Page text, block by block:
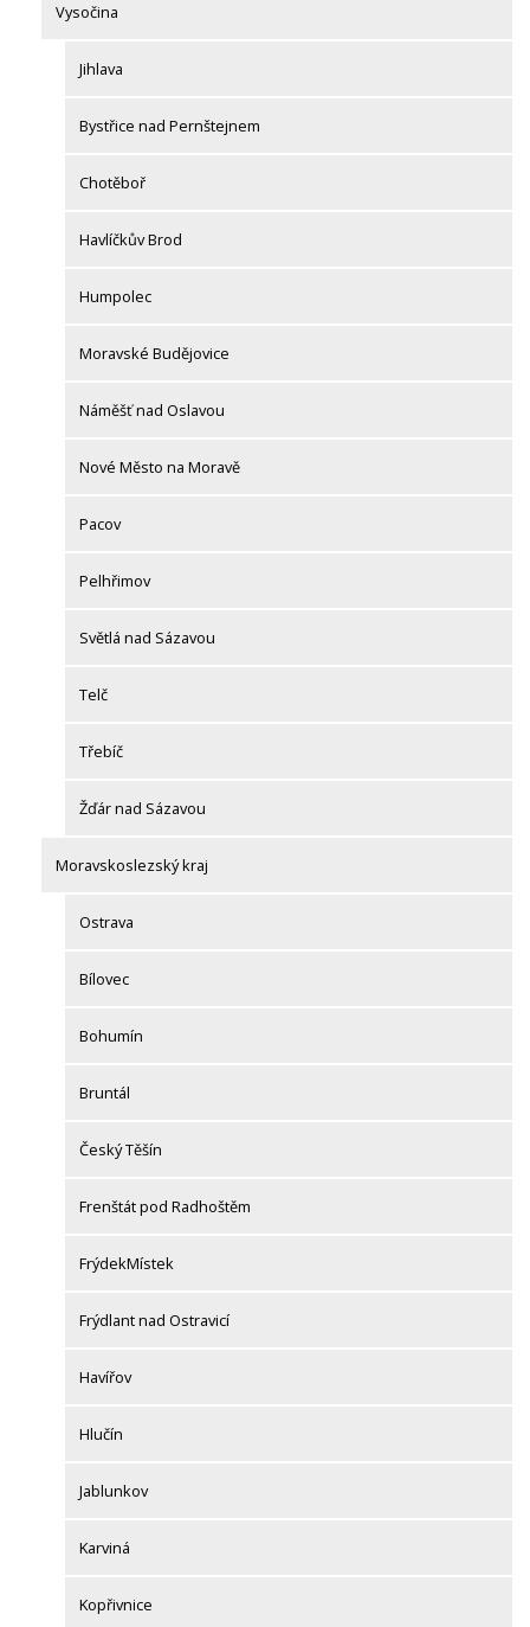
Vysočina
Jihlava
Bystřice nad Pernštejnem
Chotěboř
Havlíčkův Brod
Humpolec
Moravské Budějovice
Náměšť nad Oslavou
Nové Město na Moravě
Pacov
Pelhřimov
Světlá nad Sázavou
Telč
Třebíč
Žďár nad Sázavou
Moravskoslezský kraj
Ostrava
Bílovec
Bohumín
Bruntál
Český Těšín
Frenštát pod Radhoštěm
FrýdekMístek
Frýdlant nad Ostravicí
Havířov
Hlučín
Jablunkov
Karviná
Kopřivnice